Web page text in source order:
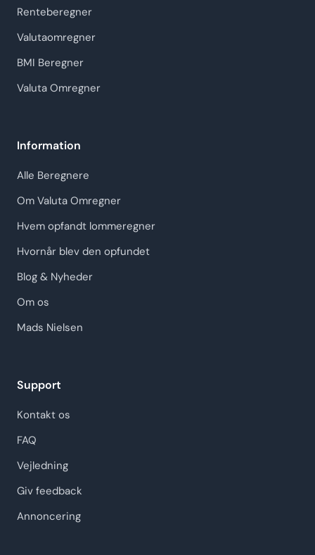
Renteberegner
Valutaomregner
BMI Beregner
Valuta Omregner
Information
Alle Beregnere
Om Valuta Omregner
Hvem opfandt lommeregner
Hvornår blev den opfundet
Blog & Nyheder
Om os
Mads Nielsen
Support
Kontakt os
FAQ
Vejledning
Giv feedback
Annoncering